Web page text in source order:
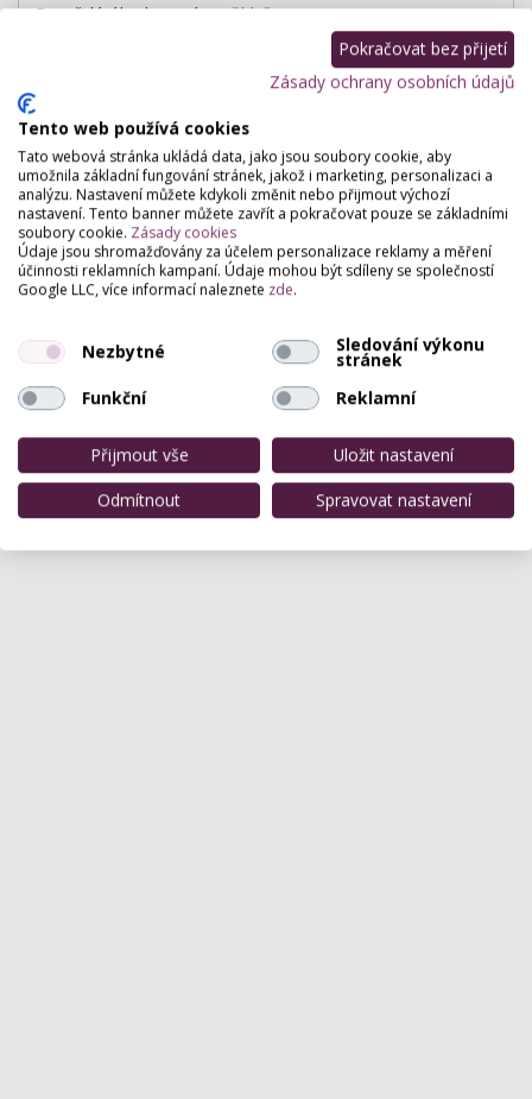
Pro přidání hodnocení sepřihlašte.
Pokračovat bez přijetí
Zásady ochrany osobních údajů
Tento web používá cookies
Tato webová stránka ukládá data, jako jsou soubory cookie, aby
umožnila základní fungování stránek, jakož i marketing, personalizaci a
analýzu. Nastavení můžete kdykoli změnit nebo přijmout výchozí
nastavení. Tento banner můžete zavřít a pokračovat pouze se základními
soubory cookie. Zásady cookies
Údaje jsou shromažďovány za účelem personalizace reklamy a měření
účinnosti reklamních kampaní. Údaje mohou být sdíleny se společností
Google LLC, více informací naleznete zde.
Nezbytné Sledování výkonu
stránek
Funkční
Reklamní
Přijmout vše
Uložit nastavení
Odmítnout
Spravovat nastavení